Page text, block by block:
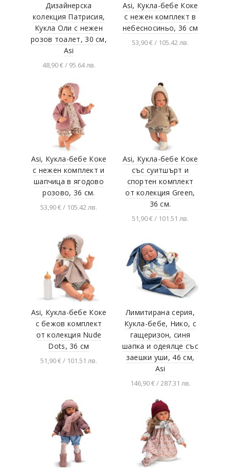
Hi Pando
Plastica
Mirola kids
BOLDCUBE
Дизайнерска
колекция Патрисия,
Кукла Оли с нежен
розов тоалет, 30 см,
Asi
48,90 € / 95.64 лв.
количката
Asi, Кукла-бебе Коке
с нежен комплект в
небесносиньо, 36 см
53,90 € / 105.42 лв.
Asi, Кукла-бебе Коке
с нежен комплект и
шапчица в ягодово
розово, 36 см.
53,90 € / 105.42 лв.
Asi, Кукла-бебе Коке
със суитшърт и
спортен комплект
от колекция Green,
36 см.
51,90 € / 101.51 лв.
количката
Asi, Кукла-бебе Коке
с бежов комплект
от колекция Nude
Dots, 36 см
51,90 € / 101.51 лв.
Лимитирана серия,
Кукла-бебе, Нико, с
гащеризон, синя
шапка и одеялце със
заешки уши, 46 см,
Asi
146,90 € / 287.31 лв.
Добавяне в
количката